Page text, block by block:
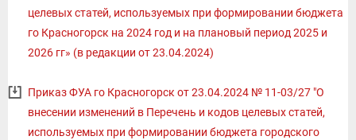
целевых статей, используемых при формировании бюджета
го Красногорск на 2024 год и на плановый период 2025 и
2026 гг» (в редакции от 23.04.2024)
Приказ ФУА го Красногорск от 23.04.2024 № 11-03/27 "О
внесении изменений в Перечень и кодов целевых статей,
используемых при формировании бюджета городского